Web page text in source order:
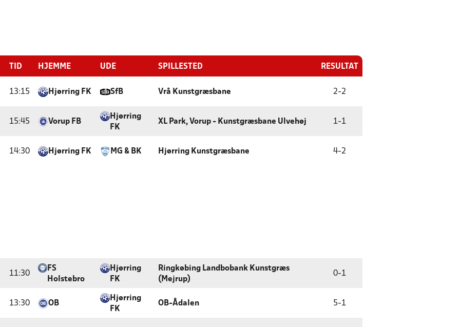
TID HJEMME UDE SPILLESTED RESULTAT
13:15 Hjørring FK SfB Vrå Kunstgræsbane 2-2
15:45 Vorup FB
Hjørring
FK
XL Park, Vorup - Kunstgræsbane Ulvehøj 1-1
14:30 Hjørring FK MG & BK Hjørring Kunstgræsbane 4-2
11:30
FS
Holstebro
Hjørring
FK
Ringkøbing Landbobank Kunstgræs
(Mejrup)
0-1
13:30 OB
Hjørring
FK
OB-Ådalen 5-1